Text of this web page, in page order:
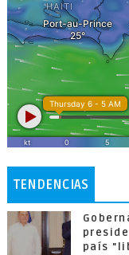
TENDENCIAS
país